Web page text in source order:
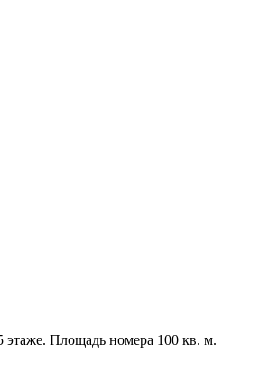
этаже. Площадь номера 100 кв. м.